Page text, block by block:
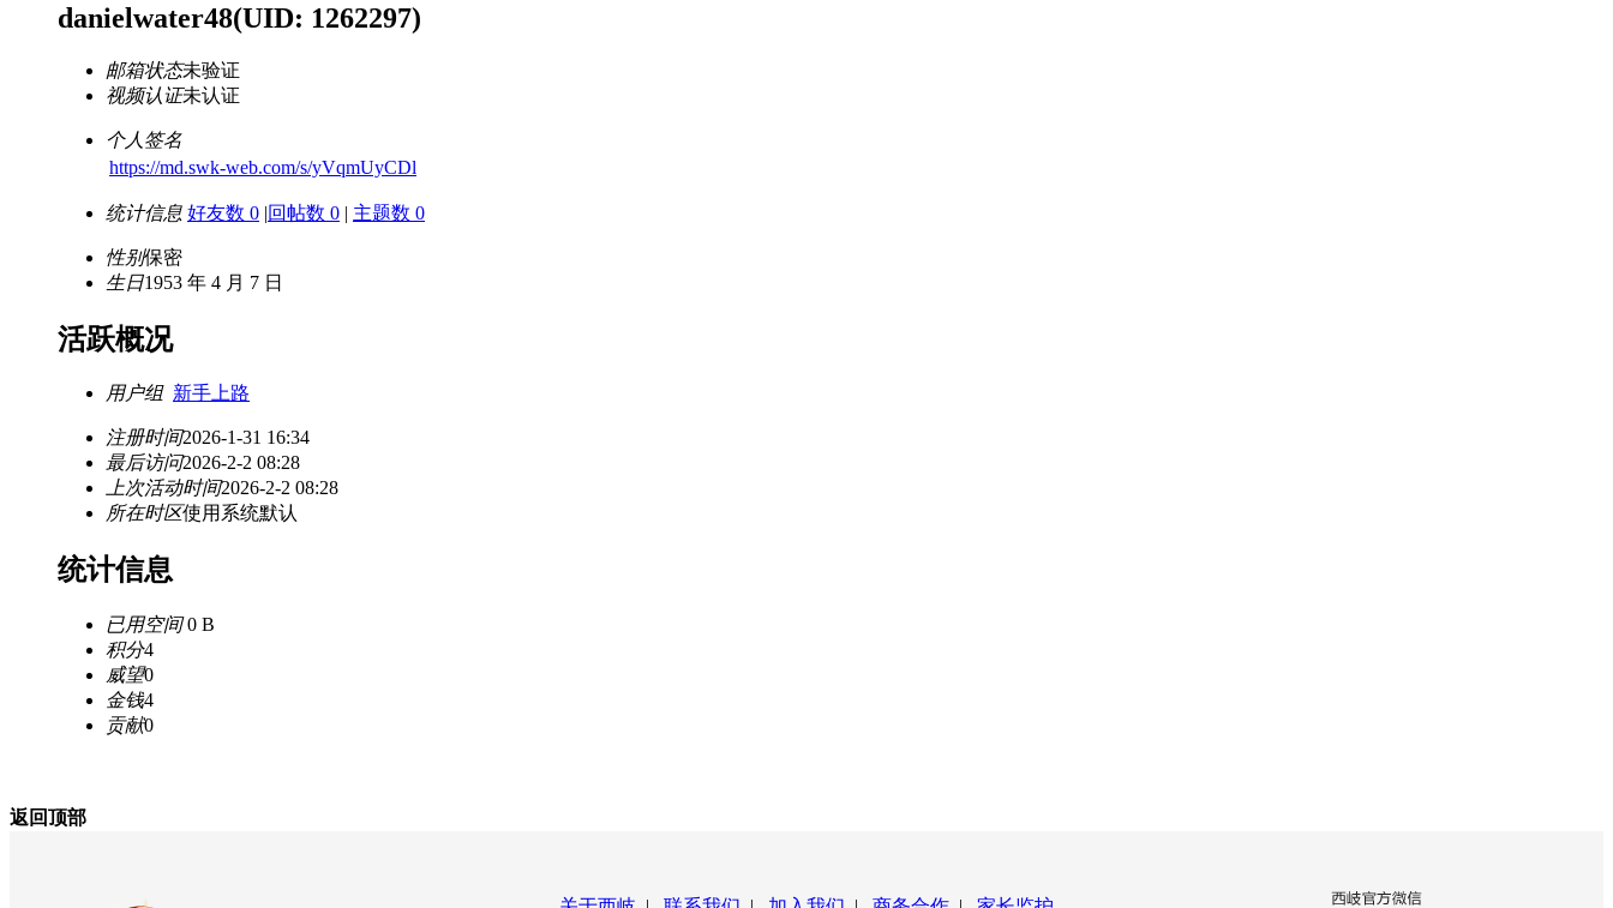
danielwater48(UID: 1262297)
邮箱状态未验证
视频认证未认证
个人签名
https://md.swk-web.com/s/yVqmUyCDl
统计信息 好友数 0 |回帖数 0 | 主题数 0
性别保密
生日1953 年 4 月 7 日
活跃概况
用户组 新手上路
注册时间2026-1-31 16:34
最后访问2026-2-2 08:28
上次活动时间2026-2-2 08:28
所在时区使用系统默认
统计信息
已用空间0 B
积分4
威望0
金钱4
贡献0
返回顶部